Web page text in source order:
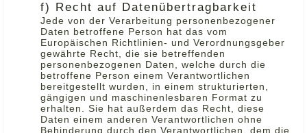
f) Recht auf Datenübertragbarkeit
Jede von der Verarbeitung personenbezogener
Daten betroffene Person hat das vom
Europäischen Richtlinien- und Verordnungsgeber
gewährte Recht, die sie betreffenden
personenbezogenen Daten, welche durch die
betroffene Person einem Verantwortlichen
bereitgestellt wurden, in einem strukturierten,
gängigen und maschinenlesbaren Format zu
erhalten. Sie hat außerdem das Recht, diese
Daten einem anderen Verantwortlichen ohne
Behinderung durch den Verantwortlichen, dem die